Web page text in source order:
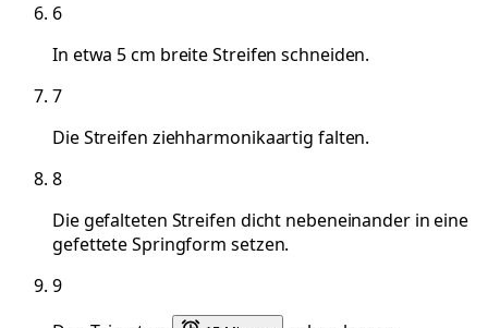
6
In etwa 5 cm breite Streifen schneiden.
7
Die Streifen ziehharmonikaartig falten.
8
Die gefalteten Streifen dicht nebeneinander in eine
gefettete Springform setzen.
9